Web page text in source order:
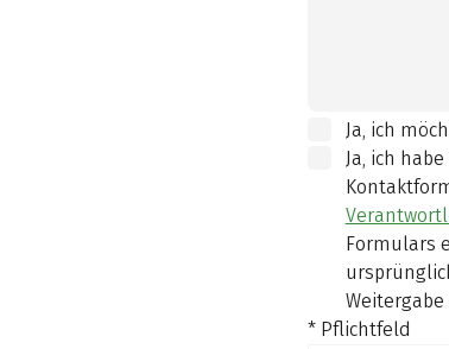
Ja, ich
Ja, ich
Formulars
* Pflichtfeld